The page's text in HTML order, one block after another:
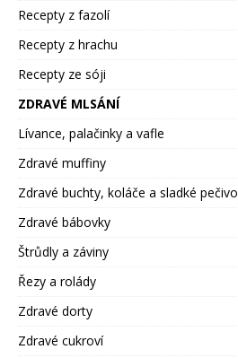
Recepty z fazolí
Recepty z hrachu
Recepty ze sóji
ZDRAVÉ MLSÁNÍ
Lívance, palačinky a vafle
Zdravé muffiny
Zdravé buchty, koláče a sladké pečivo
Zdravé bábovky
Štrůdly a záviny
Řezy a rolády
Zdravé dorty
Zdravé cukroví